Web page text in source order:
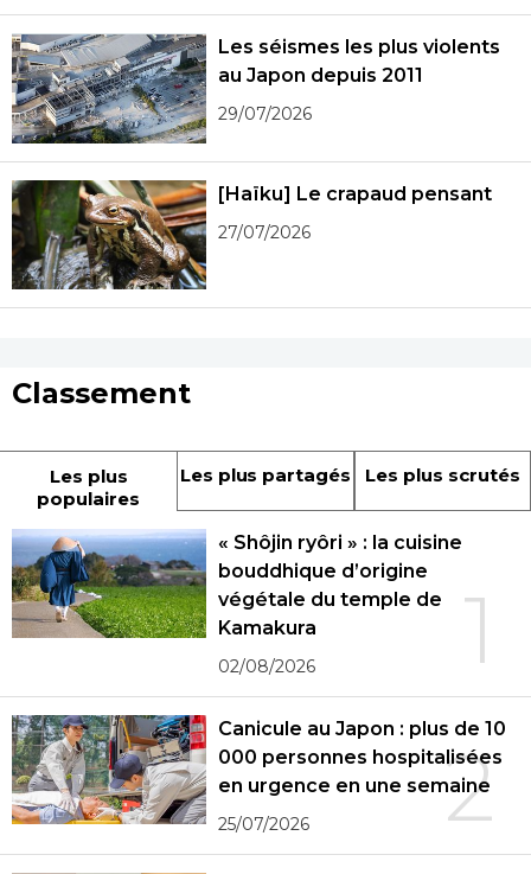
Les séismes les plus violents
au Japon depuis 2011
29/07/2026
[Haïku] Le crapaud pensant
27/07/2026
Classement
Les plus
populaires
Les plus partagés Les plus scrutés
1
« Shôjin ryôri » : la cuisine
bouddhique d’origine
végétale du temple de
Kamakura
02/08/2026
2
Canicule au Japon : plus de 10
000 personnes hospitalisées
en urgence en une semaine
25/07/2026